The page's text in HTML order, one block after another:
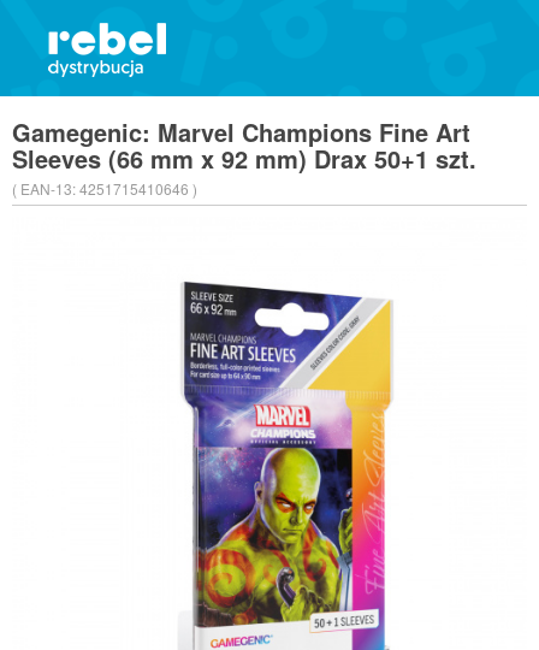
Gamegenic: Marvel Champions Fine Art
Sleeves (66 mm x 92 mm) Drax 50+1 szt.
( EAN-13:4251715410646 )